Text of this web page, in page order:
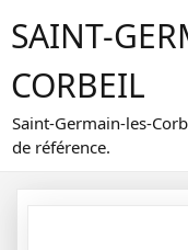
toSAINT-
CORBEIL
Saint-Germain-les-
de référence.